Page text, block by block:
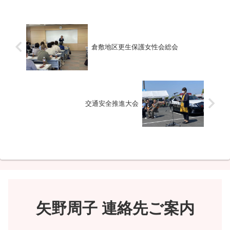
倉敷地区更生保護女性会総会
交通安全推進大会
矢野周子 連絡先ご案内